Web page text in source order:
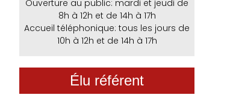
Ouverture au public: mardi et jeudi de
8h à 12h et de 14h à 17h
Accueil téléphonique: tous les jours de
10h à 12h et de 14h à 17h
Élu référent